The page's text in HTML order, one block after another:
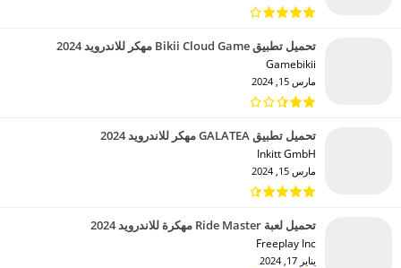
تحميل تطبيق Bikii Cloud Game مهكر للاندرويد 2024
Gamebikii‏
مارس 15, 2024
تحميل تطبيق GALATEA مهكر للاندرويد 2024
Inkitt GmbH‏
مارس 15, 2024
تحميل لعبة Ride Master مهكرة للاندرويد 2024
Freeplay Inc‏
يناير 17, 2024